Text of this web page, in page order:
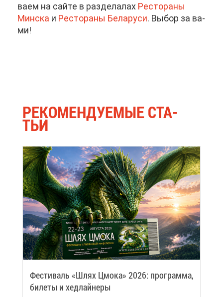
ва­ем на сай­те в раз­де­ла­лах Ре­сто­ра­ны
Мин­ска и Ре­сто­ра­ны Бе­ла­ру­си. Вы­бор за ва­
ми!
РЕ­КО­МЕН­ДУ­Е­МЫЕ СТА­
ТЬИ
Фе­сти­валь «Шлях Цмо­ка» 2026: про­грам­ма,
би­ле­ты и хед­лай­не­ры